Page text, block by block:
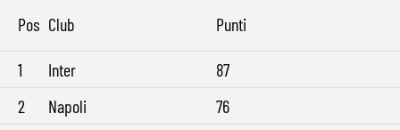
Pos Club Punti
1 Inter
87
2
Napoli
76